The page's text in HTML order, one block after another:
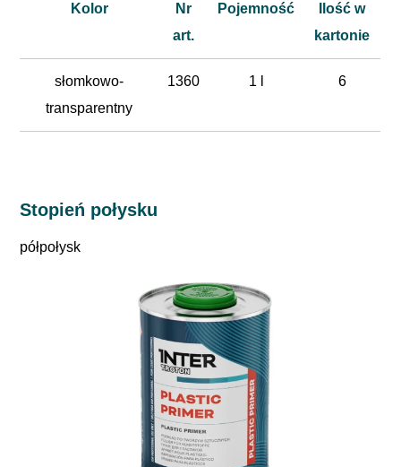
Kolor
Nr
art.
Pojemność
Ilość w
kartonie
słomkowo-
transparentny
1360 1 l 6
Stopień połysku
półpołysk